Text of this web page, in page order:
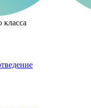
класса